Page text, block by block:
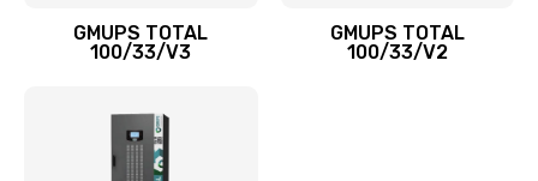
GMUPS TOTAL
100/33/V3
GMUPS TOTAL
100/33/V2